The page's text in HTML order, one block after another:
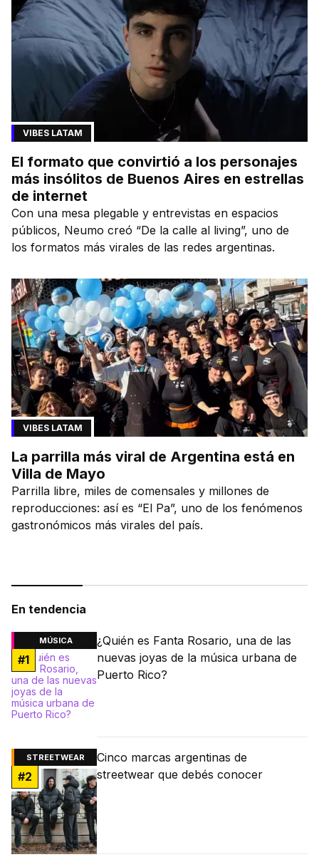
VIBES LATAM
El formato que convirtió a los personajes
más insólitos de Buenos Aires en estrellas
de internet
Con una mesa plegable y entrevistas en espacios
públicos, Neumo creó “De la calle al living”, uno de
los formatos más virales de las redes argentinas.
VIBES LATAM
La parrilla más viral de Argentina está en
Villa de Mayo
Parrilla libre, miles de comensales y millones de
reproducciones: así es “El Pa”, uno de los fenómenos
gastronómicos más virales del país.
En tendencia
MÚSICA
#1
¿Quién es Fanta Rosario, una de las
nuevas joyas de la música urbana de
Puerto Rico?
STREETWEAR
#2
Cinco marcas argentinas de
streetwear que debés conocer